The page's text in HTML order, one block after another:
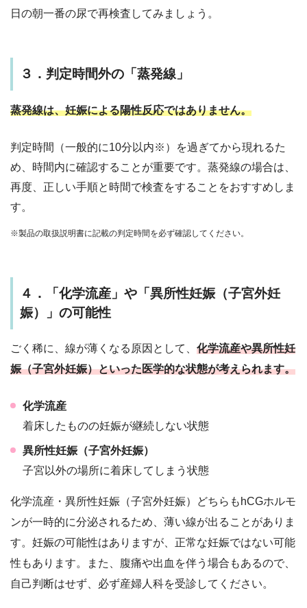
日の朝一番の尿で再検査してみましょう。
３．判定時間外の「蒸発線」
蒸発線は、妊娠による陽性反応ではありません。
判定時間（一般的に10分以内※）を過ぎてから現れるた
め、時間内に確認することが重要です。蒸発線の場合は、
再度、正しい手順と時間で検査をすることをおすすめしま
す。
※製品の取扱説明書に記載の判定時間を必ず確認してください。
４．「化学流産」や「異所性妊娠（子宮外妊
娠）」の可能性
ごく稀に、線が薄くなる原因として、 化学流産や異所性妊
娠（子宮外妊娠）といった医学的な状態が考えられます。
化学流産
着床したものの妊娠が継続しない状態
異所性妊娠（子宮外妊娠）
子宮以外の場所に着床してしまう状態
化学流産・異所性妊娠（子宮外妊娠）どちらもhCGホルモ
ンが一時的に分泌されるため、薄い線が出ることがありま
す。妊娠の可能性はありますが、正常な妊娠ではない可能
性もあります。また、 腹痛や出血を伴う場合もあるので、
自己判断はせず、必ず産婦人科を受診してください。